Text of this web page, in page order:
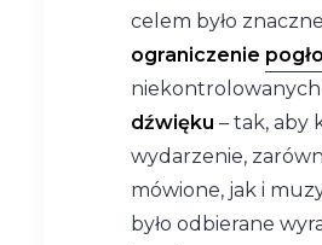
celem było znaczne
ograniczenie
niekontrolowanych
dźwięku – tak, aby
wydarzenie,
mówione, jak i
było odbierane